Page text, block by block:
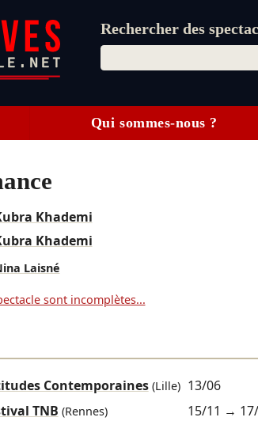
Rechercher des
Qui sommes-nous ?
Khademi
Khademi
Laisné
sont incomplètes...
Contemporaines(Lille) 13/06
TNB (Rennes) 15/11 →